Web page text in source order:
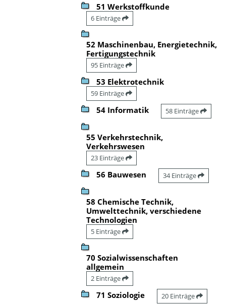
51 Werkstoffkunde
6 Einträge
52 Maschinenbau, Energietechnik,
Fertigungstechnik
95 Einträge
53 Elektrotechnik
59 Einträge
54 Informatik 58 Einträge
55 Verkehrstechnik,
Verkehrswesen
23 Einträge
56 Bauwesen 34 Einträge
58 Chemische Technik,
Umwelttechnik, verschiedene
Technologien
5 Einträge
70 Sozialwissenschaften
allgemein
2 Einträge
71 Soziologie 20 Einträge